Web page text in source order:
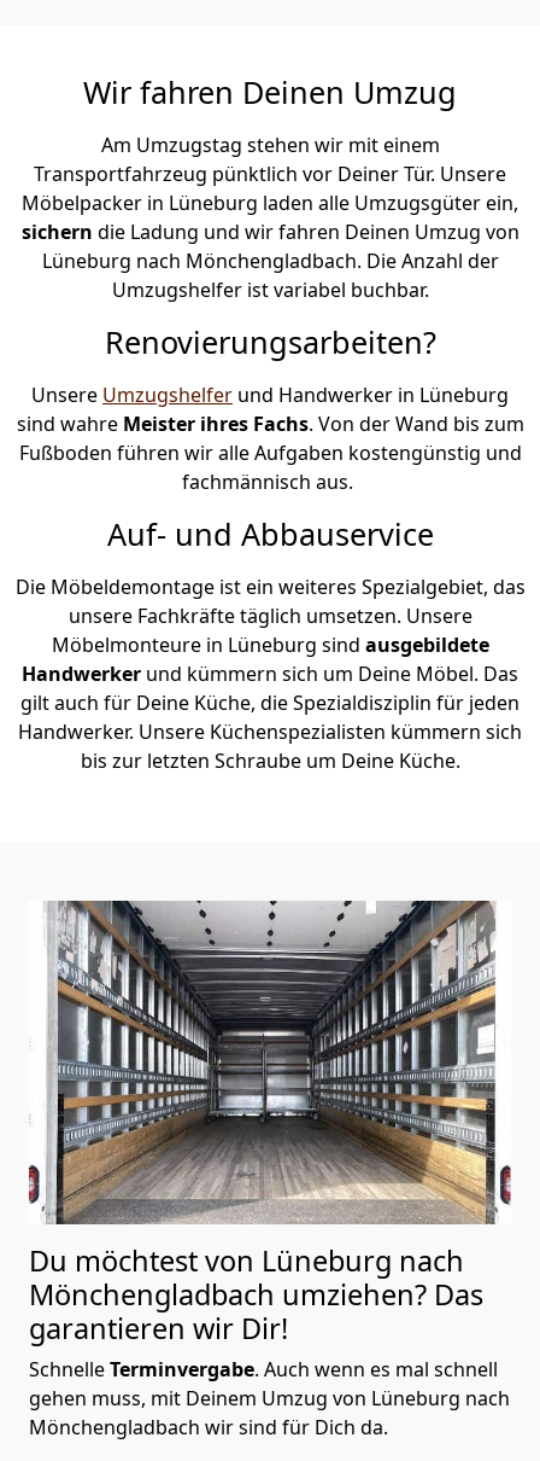
Wir fahren Deinen Umzug
Am Umzugstag stehen wir mit einem
Transportfahrzeug pünktlich vor Deiner Tür. Unsere
Möbelpacker in Lüneburg laden alle Umzugsgüter ein,
sichern die Ladung und wir fahren Deinen Umzug von
Lüneburg nach Mönchen­gladbach. Die Anzahl der
Umzugshelfer ist variabel buchbar.
Renovierungsarbeiten?
Unsere Umzugshelfer und Handwerker in Lüneburg
sind wahre Meister ihres Fachs. Von der Wand bis zum
Fußboden führen wir alle Aufgaben kostengünstig und
fachmännisch aus.
Auf- und Abbauservice
Die Möbeldemontage ist ein weiteres Spezialgebiet, das
unsere Fachkräfte täglich umsetzen. Unsere
Möbelmonteure in Lüneburg sind ausgebildete
Handwerker und kümmern sich um Deine Möbel. Das
gilt auch für Deine Küche, die Spezialdisziplin für jeden
Handwerker. Unsere Küchenspezialisten kümmern sich
bis zur letzten Schraube um Deine Küche.
Du möchtest von Lüneburg nach
Mönchen­gladbach umziehen? Das
garantieren wir Dir!
SchnelleTerminvergabe. Auch wenn es mal schnell
gehen muss, mit Deinem Umzug von Lüneburg nach
Mönchen­gladbach wir sind für Dich da.